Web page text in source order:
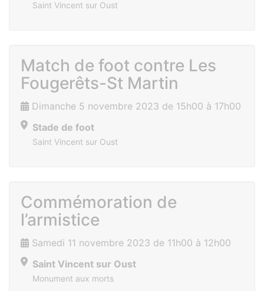
Saint Vincent sur Oust
Match de foot contre Les
Fougerêts-St Martin
Dimanche 5 novembre 2023 de 15h00 à 17h00
Stade de foot
Saint Vincent sur Oust
Commémoration de
l’armistice
Samedi 11 novembre 2023 de 11h00 à 12h00
Saint Vincent sur Oust
Monument aux morts